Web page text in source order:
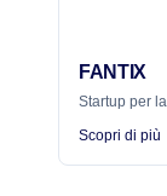
FANTIX
Startup per
Scopri di più